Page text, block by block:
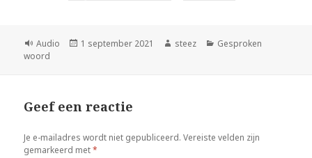
Format
Audio
Geplaatst
1 september 2021 Auteur
steez Categorieën
Gesproken
woord
Geef een reactie
Je e-mailadres wordt niet gepubliceerd. Vereiste velden zijn
gemarkeerd met*